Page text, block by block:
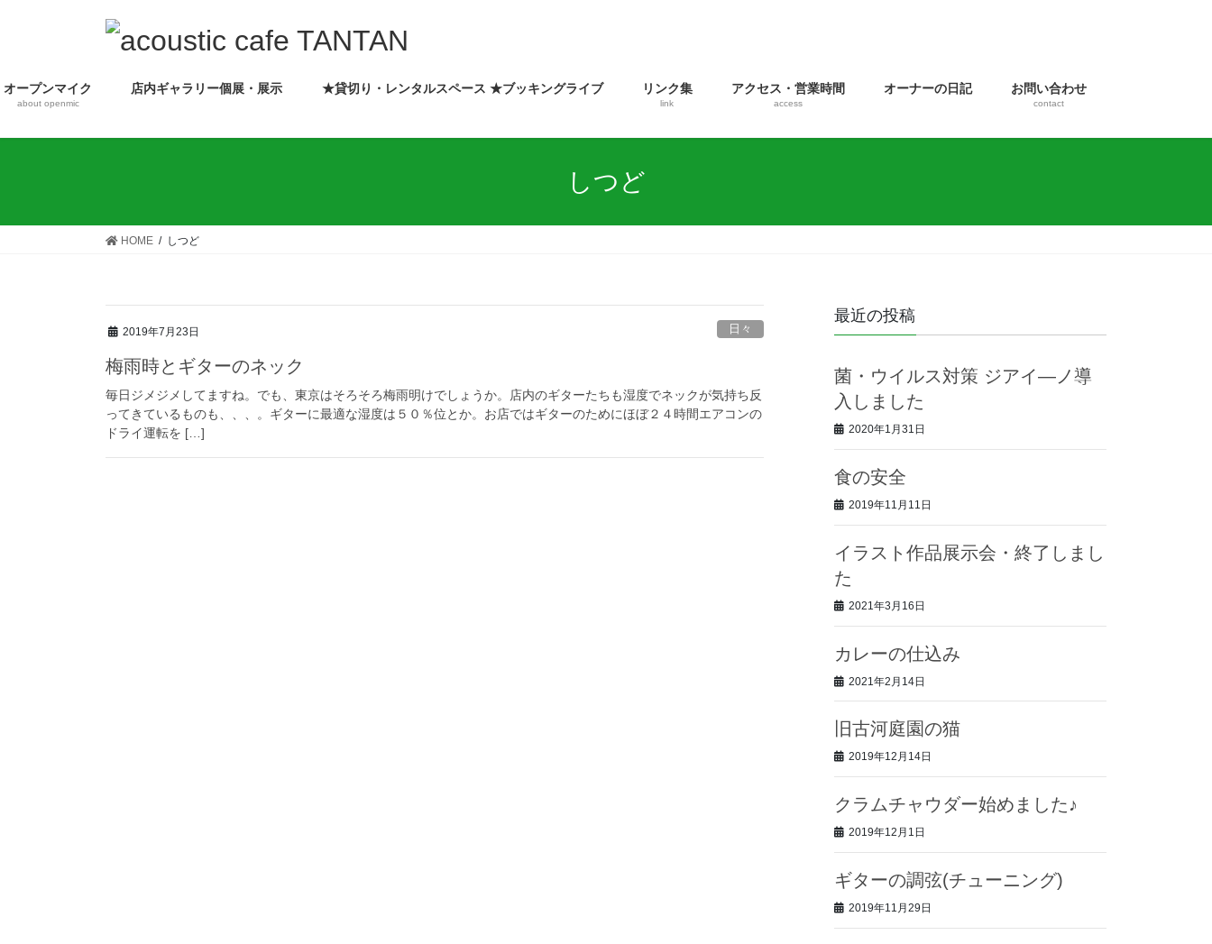
ツ
ス
シ
ン
オープンマイク
about openmic
店内ギャラリー個展・展示 ★貸切り・レンタルスペース ★ブッキングライブ リンク集
link
アクセス・営業時間
access
オーナーの日記 お問い合わせ
contact
しつど
HOME しつど
2019年7月23日 日々
梅雨時とギターのネック
毎日ジメジメしてますね。でも、東京はそろそろ梅雨明けでしょうか。店内のギターたちも湿度でネックが気持ち反
ってきているものも、、、。ギターに最適な湿度は５０％位とか。お店ではギターのためにほぼ２４時間エアコンの
ドライ運転を […]
最近の投稿
菌・ウイルス対策 ジアイ―ノ導
入しました
2020年1月31日
食の安全
2019年11月11日
イラスト作品展示会・終了しまし
た
2021年3月16日
カレーの仕込み
2021年2月14日
旧古河庭園の猫
2019年12月14日
クラムチャウダー始めました♪
2019年12月1日
ギターの調弦(チューニング)
2019年11月29日